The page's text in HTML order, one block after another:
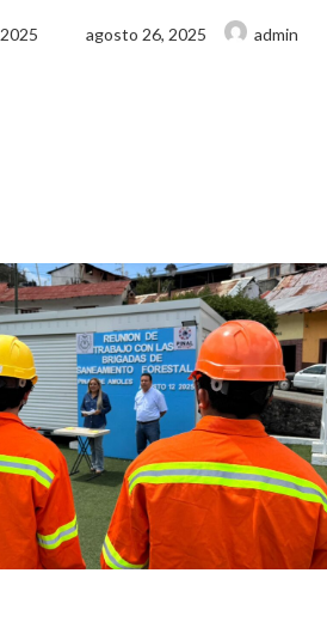
Última
actualización
agosto 26, 2025 admin